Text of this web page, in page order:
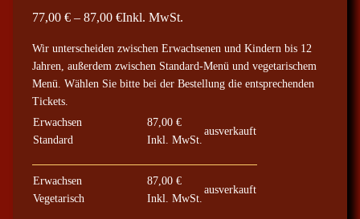
77,00 € – 87,00 €P
e
Inkl. MwSt.
Wir unterscheiden zwischen Erwachsenen und Kindern bis 12
Jahren, außerdem zwischen Standard-Menü und vegetarischem
Menü. Wählen Sie bitte bei der Bestellung die entsprechenden
Tickets.
Erwachsen
Standard
87,00 €
Inkl. MwSt.
ausverkauft
Erwachsen
Vegetarisch
87,00 €
Inkl. MwSt.
ausverkauft